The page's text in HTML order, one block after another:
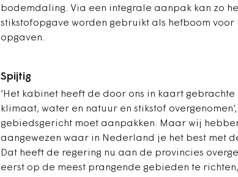
bodemdaling. Via een integrale aanpak kan zo
stikstofopgave worden gebruikt als hefboom
opgaven.
Spijtig
‘Het kabinet heeft de door ons in kaart
klimaat, water en natuur en stikstof
gebiedsgericht moet aanpakken. Maar wij
aangewezen waar in Nederland je het best met
Dat heeft de regering nu aan de provincies
eerst op de meest prangende gebieden te